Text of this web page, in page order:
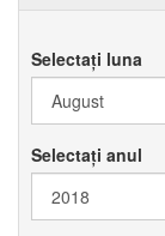
Selectați luna
Selectați anul